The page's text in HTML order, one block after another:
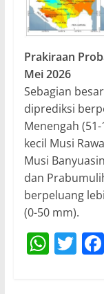
Prakiraan
Mei 2026
Sebagian
diprediksi
Menengah
kecil Musi
Musi
dan
berpeluang
(0-50 mm).
W T